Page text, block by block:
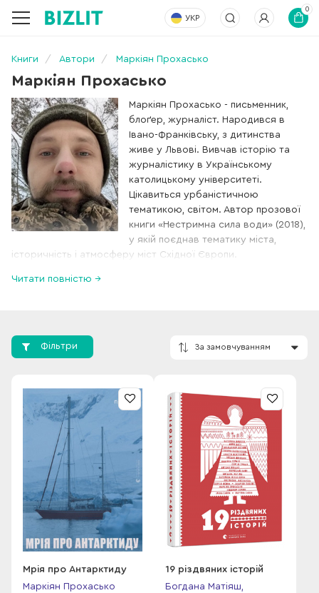
УКР
0
Книги Автори Маркіян Прохасько
Маркіян Прохасько
Маркіян Прохасько - письменник,
блоґер, журналіст. Народився в
Івано-Франківську, з дитинства
живе у Львові. Вивчав історію та
журналістику в Українському
католицькому університеті.
Цікавиться урбаністичною
тематикою, світом. Автор прозової
книги «Нестримна сила води» (2018),
у якій поєднав тематику міста,
історичність і атмосферу міст Східної Європи.
Працював у львівському виданні «Твоє місто». Публікувався
ХХІ» та інші. Пише про культуру, науку, історію, світ. Автор
оповідань у збірках художньої прози. Восени 2018 року за
української дослідної станції «Академік Вернадський» у
Антарктиді. Подорож відбулася у 2019 році.
На початку 2022 року у ВСЛ вийшла друком книга «Мрія про
Антарктиду». Автор переплітає історію власної мандрівки з
історичними розвідками, дослідженнями змін клімату,
правового статусу нічийного континенту, розповідями про
науковців і їхню роботу. Маркіян долучився до створення
аудіосеріалу про подорож до Антарктиди від Megogo.
Спікер на TEDx, CreativeMornings, Responsible Talks тощо.
Учасник літературної резиденції в Бучачі у 2021 році. З 2018
і дотепер веде блоґи про Антарктиду, зокрема на власному
тематичному сайті.
Читати повністю →
Фільтри
За
Мрія про Антарктиду
Маркіян Прохасько
19 різдвяних історій
Богдана Матіяш,